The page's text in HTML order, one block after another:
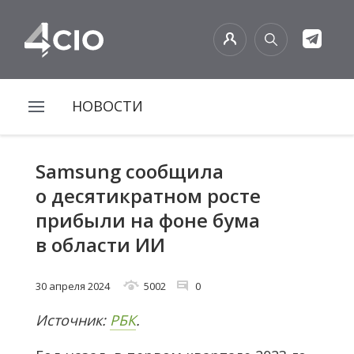
НОВОСТИ
Samsung сообщила
о десятикратном росте
прибыли на фоне бума
в области ИИ
30 апреля 2024 5002 0
Источник: РБК.